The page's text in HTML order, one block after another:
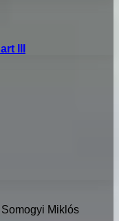
III
Somogyi Miklós